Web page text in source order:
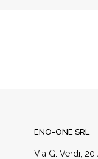
ENO-ONE SRL
Via G. Verdi, 20